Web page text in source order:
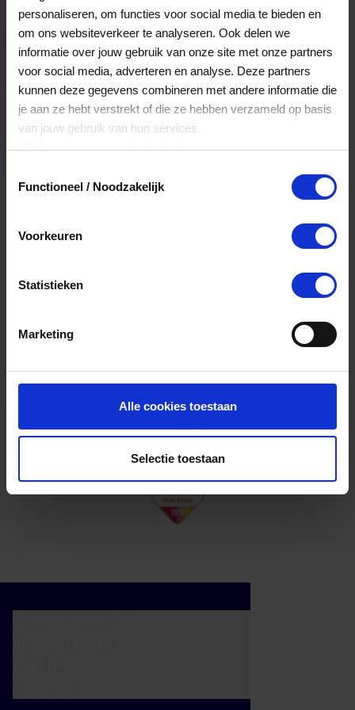
personaliseren, om functies voor social media te bieden en
om ons websiteverkeer te analyseren. Ook delen we
informatie over jouw gebruik van onze site met onze partners
voor social media, adverteren en analyse. Deze partners
kunnen deze gegevens combineren met andere informatie die
je aan ze hebt verstrekt of die ze hebben verzameld op basis
van jouw gebruik van hun services.
Klikhiervoor ons cookiebeleid.
Functioneel / Noodzakelijk
Voorkeuren
Statistieken
Marketing
Alle cookies toestaan
Selectie toestaan
Veelgestelde Vragen
Hoelang blijft mijn saldo geldig?
Het volledige saldo op de VVV cadeaukaart
is minimaal drie jaar geldig.
Ja, je mag het saldo van je VVV